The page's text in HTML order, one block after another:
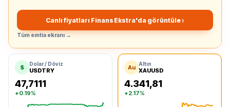
Canlı fiyatları Finans Ekstra'da görüntüle ›
Tüm emtia ekranı →
$ Dolar / Döviz
USDTRY
47,7111
+0.19%
Au Altın
XAUUSD
4.341,81
+2.17%